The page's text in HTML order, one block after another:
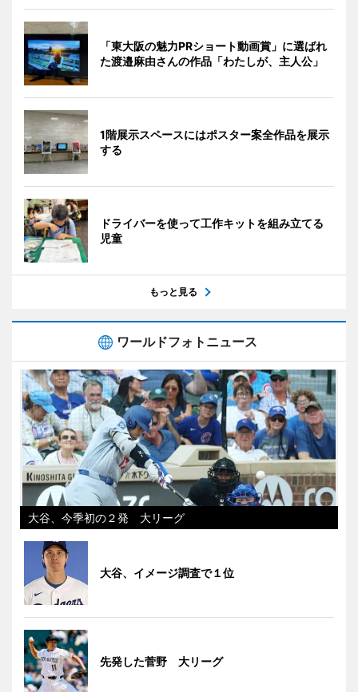
「東大阪の魅力PRショート動画賞」に選ばれ
た渡邉麻由さんの作品「わたしが、主人公」
1階展示スペースにはポスター案全作品を展示
する
ドライバーを使って工作キットを組み立てる
児童
もっと見る
ワールドフォトニュース
大谷、今季初の２発 大リーグ
大谷、イメージ調査で１位
先発した菅野 大リーグ